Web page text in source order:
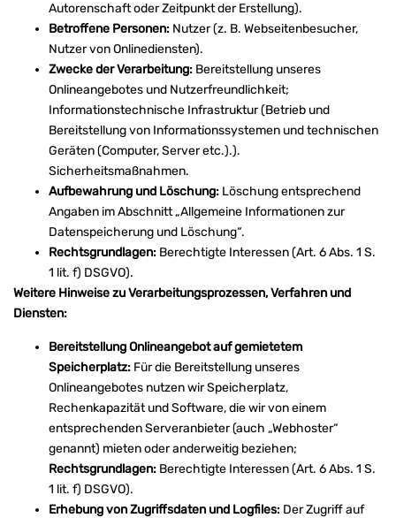
Autorenschaft oder Zeitpunkt der Erstellung).
Betroffene Personen: Nutzer (z. B. Webseitenbesucher,
Nutzer von Onlinediensten).
Zwecke der Verarbeitung: Bereitstellung unseres
Onlineangebotes und Nutzerfreundlichkeit;
Informationstechnische Infrastruktur (Betrieb und
Bereitstellung von Informationssystemen und technischen
Geräten (Computer, Server etc.).).
Sicherheitsmaßnahmen.
Aufbewahrung und Löschung: Löschung entsprechend
Angaben im Abschnitt „Allgemeine Informationen zur
Datenspeicherung und Löschung“.
Rechtsgrundlagen: Berechtigte Interessen (Art. 6 Abs. 1 S.
1 lit. f) DSGVO).
Weitere Hinweise zu Verarbeitungsprozessen, Verfahren und
Diensten:
Bereitstellung Onlineangebot auf gemietetem
Speicherplatz: Für die Bereitstellung unseres
Onlineangebotes nutzen wir Speicherplatz,
Rechenkapazität und Software, die wir von einem
entsprechenden Serveranbieter (auch „Webhoster“
genannt) mieten oder anderweitig beziehen;
Rechtsgrundlagen: Berechtigte Interessen (Art. 6 Abs. 1 S.
1 lit. f) DSGVO).
Erhebung von Zugriffsdaten und Logfiles: Der Zugriff auf